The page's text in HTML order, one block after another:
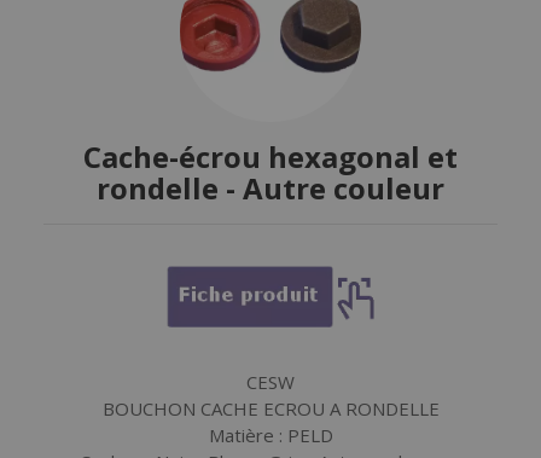
Cache-écrou hexagonal et
rondelle - Autre couleur
CESW
BOUCHON CACHE ECROU A RONDELLE
Matière : PELD